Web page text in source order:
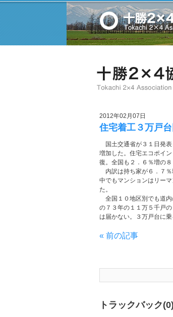
2012年02月07日
住宅着工３万戸
国土交通省が３１日発表
増加した。住宅エコポイ
復。全国も２．６％増の
内訳は持ち家が６．７％
中でもマンションはリー
た。
全国１０地区別でも道内
の７３年の１１万５千戸
は届かない。３万戸台に
« 前の記事
トラックバック(0)